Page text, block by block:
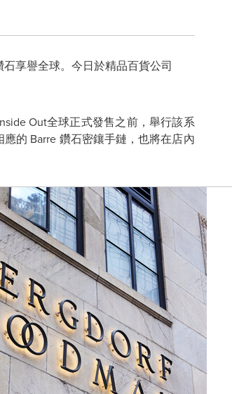
享譽全球。今日於精品百貨公司
Out全球正式發售之前，舉行該系
應的 Barre 鑽石密鑲手鏈，也將在店內